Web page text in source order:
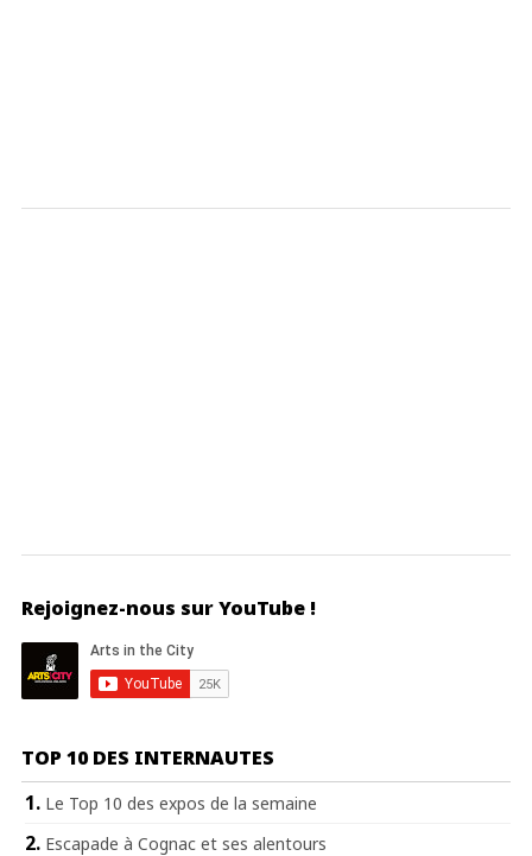
Rejoignez-nous sur YouTube !
TOP 10 DES INTERNAUTES
Le Top 10 des expos de la semaine
Escapade à Cognac et ses alentours